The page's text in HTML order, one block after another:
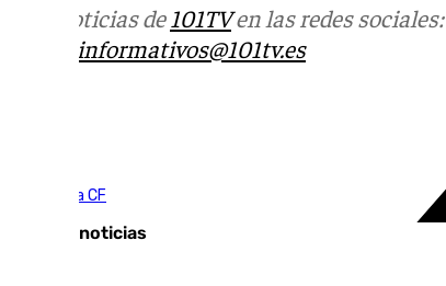
Más noticias de 101TVen las redes sociales:
informativos@101tv.es
Antequera CF
Últimas noticias